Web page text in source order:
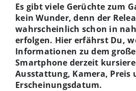
Es gibt viele Gerüchte zum
kein Wunder, denn der
wahrscheinlich schon in
erfolgen. Hier erfährst Du,
Informationen zu dem
Smartphone derzeit
Ausstattung, Kamera, Preis
Erscheinungsdatum.